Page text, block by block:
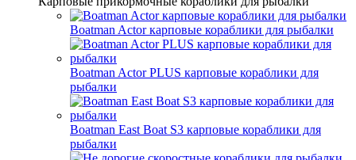
Boatman Actor карповые кораблики для рыбалки
Boatman Actor PLUS карповые кораблики для
рыбалки
Boatman East Boat S3 карповые кораблики для
рыбалки